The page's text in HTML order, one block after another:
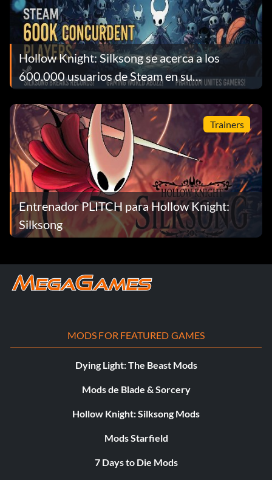
Hollow Knight: Silksong se acerca a los
600.000 usuarios de Steam en su
lanzamiento
Trainers
Entrenador PLITCH para Hollow Knight:
Silksong
MODS FOR FEATURED GAMES
Dying Light: The Beast Mods
Mods de Blade & Sorcery
Hollow Knight: Silksong Mods
Mods Starfield
7 Days to Die Mods